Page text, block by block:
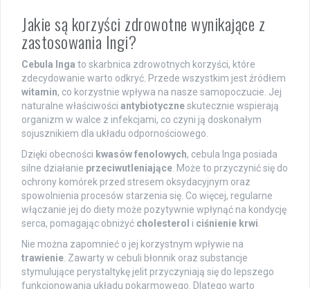
Jakie są korzyści zdrowotne wynikające z
zastosowania Ingi?
Cebula Inga to skarbnica zdrowotnych korzyści, które
zdecydowanie warto odkryć. Przede wszystkim jest źródłem
witamin, co korzystnie wpływa na nasze samopoczucie. Jej
naturalne właściwości antybiotyczneskutecznie wspierają
organizm w walce z infekcjami, co czyni ją doskonałym
sojusznikiem dla układu odpornościowego.
Dzięki obecności kwasów fenolowych, cebula Inga posiada
silne działanie przeciwutleniające . Może to przyczynić się do
ochrony komórek przed stresem oksydacyjnym oraz
spowolnienia procesów starzenia się. Co więcej, regularne
włączanie jej do diety może pozytywnie wpłynąć na kondycję
serca, pomagając obniżyć cholesterol i ciśnienie krwi
Nie można zapomnieć o jej korzystnym wpływie na
trawienie . Zawarty w cebuli błonnik oraz substancje
stymulujące perystaltykę jelit przyczyniają się do lepszego
funkcjonowania układu pokarmowego. Dlatego warto